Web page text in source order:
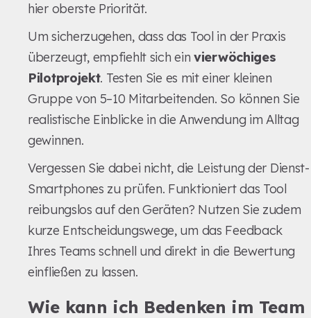
hier oberste Priorität.
Um sicherzugehen, dass das Tool in der Praxis
überzeugt, empfiehlt sich ein vierwöchiges
Pilotprojekt. Testen Sie es mit einer kleinen
Gruppe von 5–10 Mitarbeitenden. So können Sie
realistische Einblicke in die Anwendung im Alltag
gewinnen.
Vergessen Sie dabei nicht, die Leistung der Dienst-
Smartphones zu prüfen. Funktioniert das Tool
reibungslos auf den Geräten? Nutzen Sie zudem
kurze Entscheidungswege, um das Feedback
Ihres Teams schnell und direkt in die Bewertung
einfließen zu lassen.
Wie kann ich Bedenken im Team